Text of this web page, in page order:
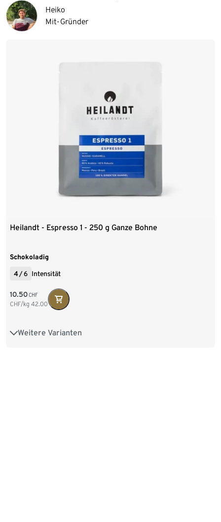
Heiko
Mit-Gründer
Heilandt - Espresso 1 - 250 g Ganze Bohne
Schokoladig
4/6 Intensität
10.50CHF
CHF/kg 42.00
Weitere Varianten
250 g Ganze Bohne